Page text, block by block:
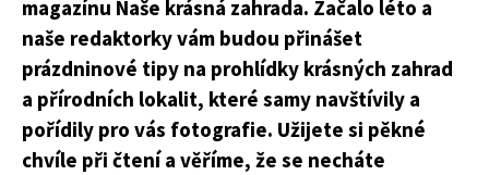
magazínu Naše krásná zahrada. Začalo léto a
naše redaktorky vám budou přinášet
prázdninové tipy na prohlídky krásných zahrad
a přírodních lokalit, které samy navštívily a
pořídily pro vás fotografie. Užijete si pěkné
chvíle při čtení a věříme, že se necháte